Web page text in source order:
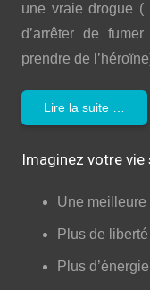
une vraie drogue
d’arrêter de
prendre de
Lire la suite …
Imaginez votre vie
Une
Plus de
Plus